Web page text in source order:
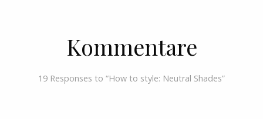
Kommentare
19 Responses to “How to style: Neutral Shades”